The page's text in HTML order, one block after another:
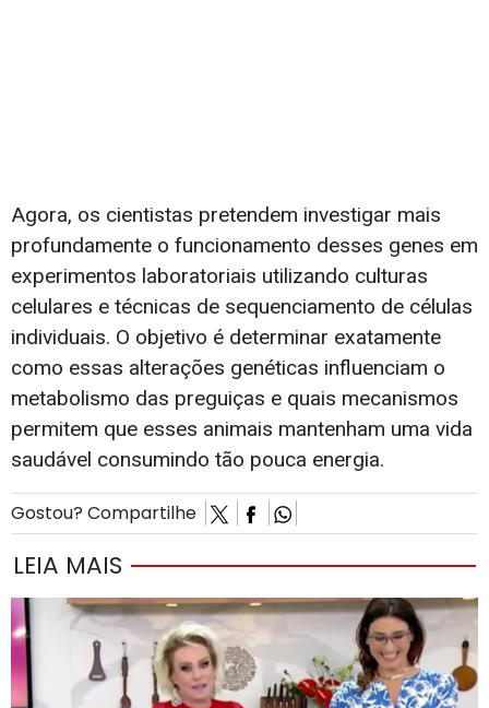
Agora, os cientistas pretendem investigar mais
profundamente o funcionamento desses genes em
experimentos laboratoriais utilizando culturas
celulares e técnicas de sequenciamento de células
individuais. O objetivo é determinar exatamente
como essas alterações genéticas influenciam o
metabolismo das preguiças e quais mecanismos
permitem que esses animais mantenham uma vida
saudável consumindo tão pouca energia.
Gostou? Compartilhe
LEIA MAIS